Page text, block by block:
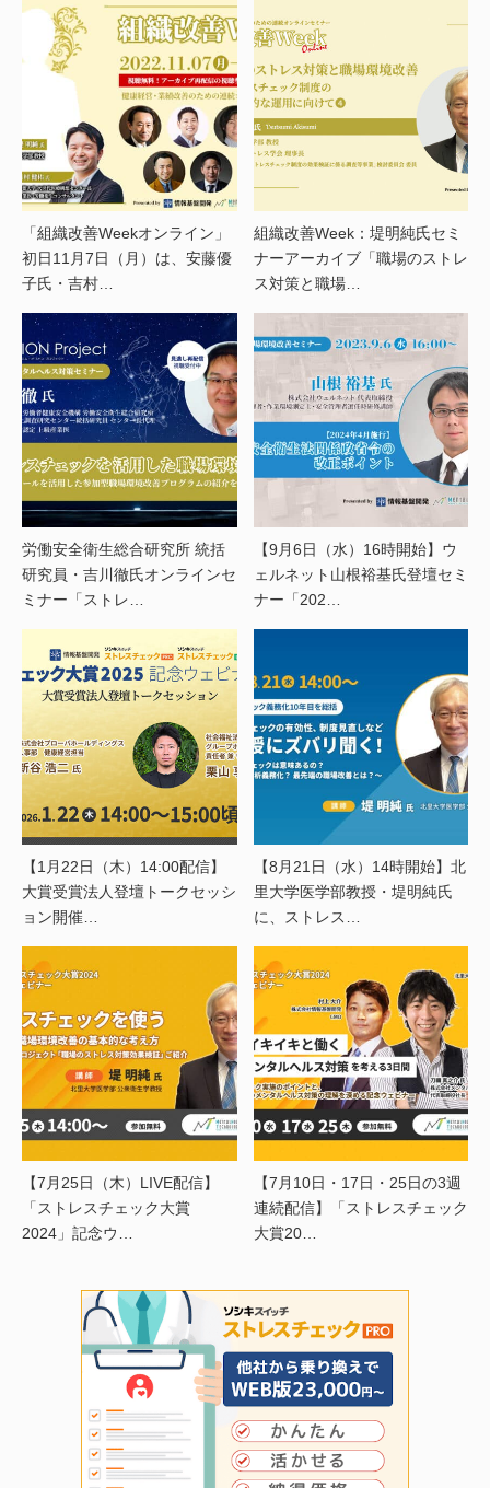
「組織改善Weekオンライン」
初日11月7日（月）は、安藤優
子氏・吉村…
組織改善Week：堤明純氏セミ
ナーアーカイブ「職場のストレ
ス対策と職場…
労働安全衛生総合研究所 統括
研究員・吉川徹氏オンラインセ
ミナー「ストレ…
【9月6日（水）16時開始】ウ
ェルネット山根裕基氏登壇セミ
ナー「202…
【1月22日（木）14:00配信】
大賞受賞法人登壇トークセッシ
ョン開催…
【8月21日（水）14時開始】北
里大学医学部教授・堤明純氏
に、ストレス…
【7月25日（木）LIVE配信】
「ストレスチェック大賞
2024」記念ウ…
【7月10日・17日・25日の3週
連続配信】「ストレスチェック
大賞20…